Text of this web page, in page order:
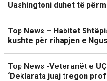
Uashingtoni duhet të
Top News – Habitet
kushte për rihapjen e
Top News -Veteranët e
‘Deklarata juaj tregon